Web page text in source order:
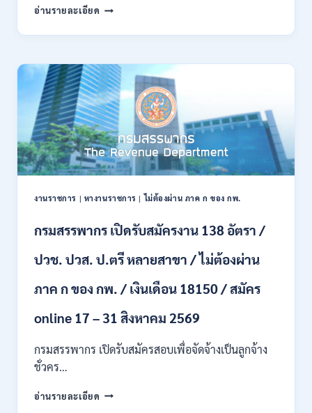
อ่านรายละเอียด กรม
ทหาร
เปิด
รับ
สมัคร
บุคคล
พลเรือน
เป็น
พนักงาน
ราชการ
66
/
และ
/
ต้อง
ภาค
ก
กพ.
10
งานราชการ | หางานราชการ |ไม่ต้องผ่าน ภาค ก ของ กพ.
กรมสรรพากร เปิดรับสมัครงาน 138 อัตรา /
ปวช. ปวส. ป.ตรี หลายสาขา / ไม่ต้องผ่าน
ภาค ก ของ กพ. / เงินเดือน 18150 / สมัคร
online 17 – 31 สิงหาคม 2569
กรมสรรพากร เปิดรับสมัครสอบเพื่อจัดจ้างเป็นลูกจ้าง
ชั่วคร…
อ่านรายละเอียด กรม